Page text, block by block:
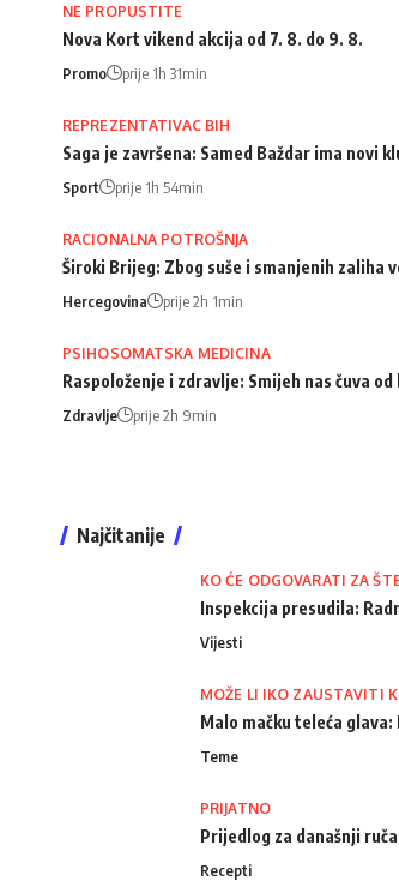
NE PROPUSTITE
Nova Kort vikend akcija od 7. 8. do 9. 8.
Promo prije 1h 31min
REPREZENTATIVAC BIH
Saga je završena: Samed Baždar ima novi
Sport prije 1h 54min
RACIONALNA POTROŠNJA
Široki Brijeg: Zbog suše i smanjenih zaliha
Hercegovina prije 2h 1min
PSIHOSOMATSKA MEDICINA
Raspoloženje i zdravlje: Smijeh nas čuva
Zdravlje prije 2h 9min
Najčitanije
KO ĆE ODGOVARATI ZA
Inspekcija presudila:
Vijesti
MOŽE LI IKO ZAUSTAVITI
Malo mačku teleća
Teme
PRIJATNO
Prijedlog za današnji
Recepti